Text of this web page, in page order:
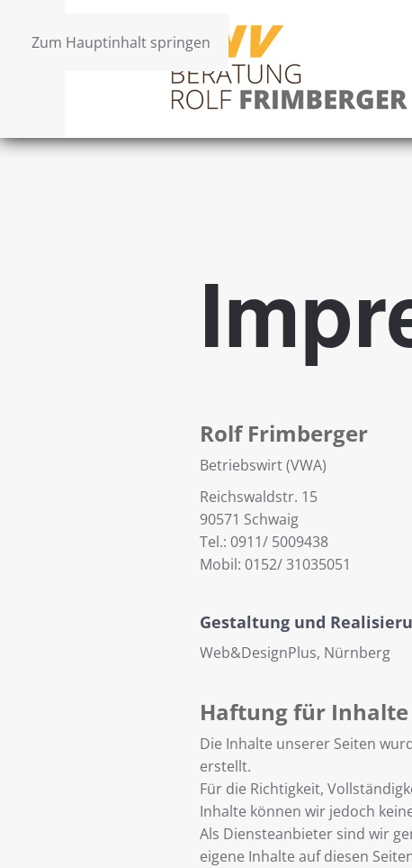
Zum Hauptinhalt springen
Rolf Frimberger
Betriebswirt (VWA)
Reichswaldstr. 15
90571 Schwaig
Tel.: 0911/ 5009438
Mobil: 0152/ 31035051
Gestaltung und
Web&DesignPlus, Nürnberg
Haftung für Inhalte
Die Inhalte unserer Seiten
erstellt.
Für die Richtigkeit,
Inhalte können wir jedoch
Als Diensteanbieter sind wir
eigene Inhalte auf diesen